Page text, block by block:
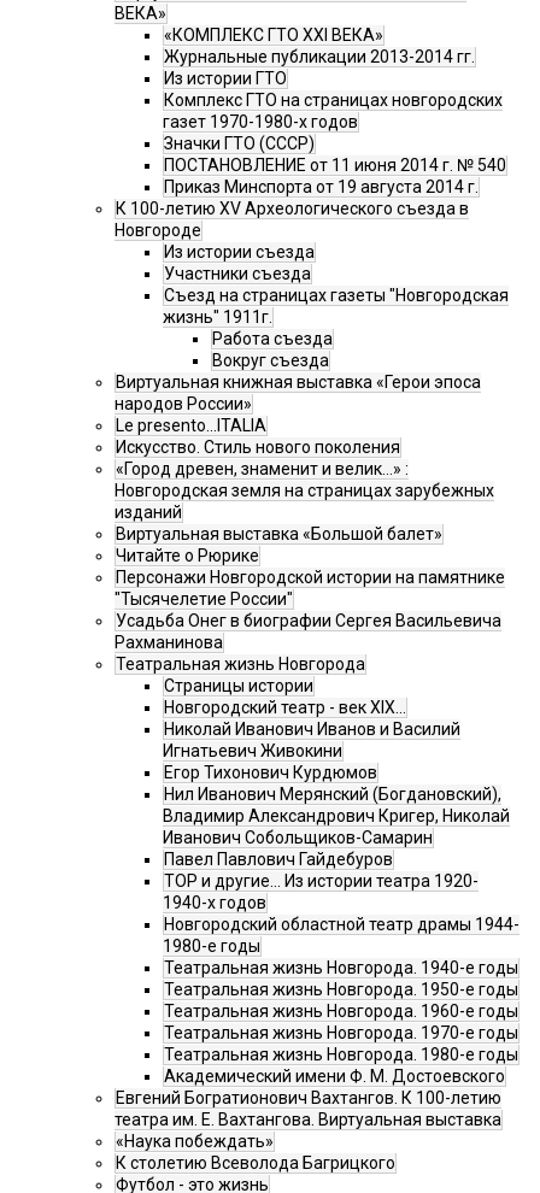
ВЕКА»
«КОМПЛЕКС ГТО XXI ВЕКА»
Журнальные публикации 2013-2014 гг.
Из истории ГТО
Комплекс ГТО на страницах новгородских
газет 1970-1980-х годов
Значки ГТО (СССР)
ПОСТАНОВЛЕНИЕ от 11 июня 2014 г. № 540
Приказ Минспорта от 19 августа 2014 г.
К 100-летию XV Археологического съезда в
Новгороде
Из истории съезда
Участники съезда
Cъезд на страницах газеты "Новгородская
жизнь" 1911г.
Работа съезда
Вокруг съезда
Виртуальная книжная выставка «Герои эпоса
народов России»
Le presento...ITALIA
Искусство. Стиль нового поколения
«Город древен, знаменит и велик…» :
Новгородская земля на страницах зарубежных
изданий
Виртуальная выставка «Большой балет»
Читайте о Рюрике
Персонажи Новгородской истории на памятнике
"Тысячелетие России"
Усадьба Онег в биографии Сергея Васильевича
Рахманинова
Театральная жизнь Новгорода
Страницы истории
Новгородский театр - век XIX…
Николай Иванович Иванов и Василий
Игнатьевич Живокини
Егор Тихонович Курдюмов
Нил Иванович Мерянский (Богдановский),
Владимир Александрович Кригер, Николай
Иванович Собольщиков-Самарин
Павел Павлович Гайдебуров
ТОР и другие… Из истории театра 1920-
1940-х годов
Новгородский областной театр драмы 1944-
1980-е годы
Театральная жизнь Новгорода. 1940-е годы
Театральная жизнь Новгорода. 1950-е годы
Театральная жизнь Новгорода. 1960-е годы
Театральная жизнь Новгорода. 1970-е годы
Театральная жизнь Новгорода. 1980-е годы
Академический имени Ф. М. Достоевского
Евгений Богратионович Вахтангов. К 100-летию
театра им. Е. Вахтангова. Виртуальная выставка
«Наука побеждать»
К столетию Всеволода Багрицкого
Футбол - это жизнь